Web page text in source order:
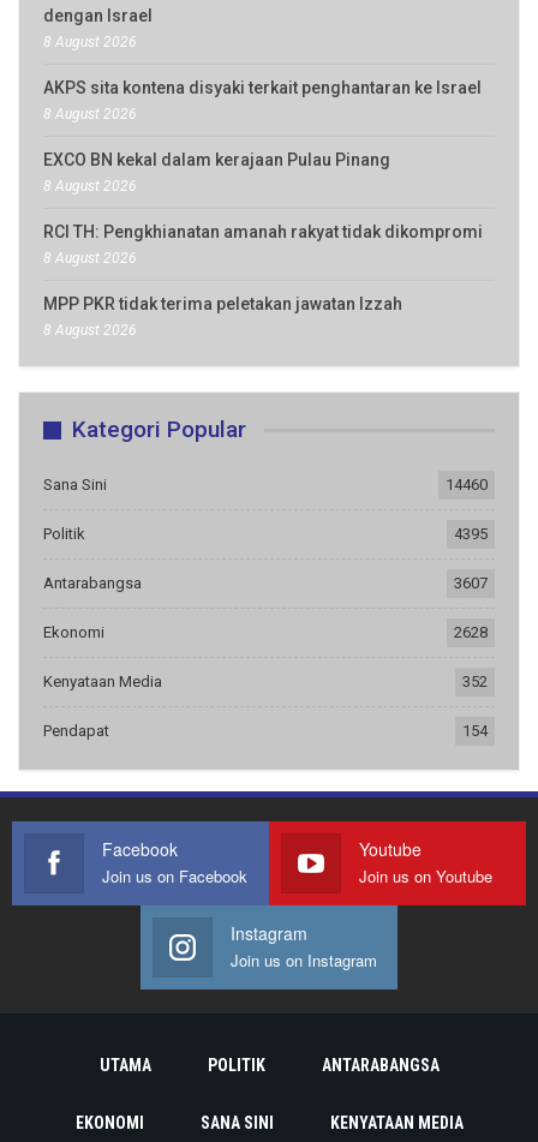
dengan Israel
8 August 2026
AKPS sita kontena disyaki terkait penghantaran ke Israel
8 August 2026
EXCO BN kekal dalam kerajaan Pulau Pinang
8 August 2026
RCI TH: Pengkhianatan amanah rakyat tidak dikompromi
8 August 2026
MPP PKR tidak terima peletakan jawatan Izzah
8 August 2026
Kategori Popular
Sana Sini 14460
Politik 4395
Antarabangsa 3607
Ekonomi 2628
Kenyataan Media 352
Pendapat 154
Facebook
Join us on Facebook
Youtube
Join us on Youtube
Instagram
Join us on Instagram
UTAMA POLITIK ANTARABANGSA
EKONOMI SANA SINI KENYATAAN MEDIA